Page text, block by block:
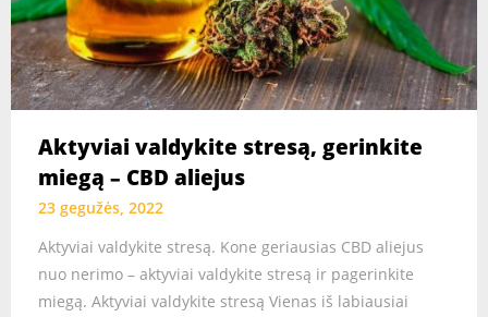
Aktyviai valdykite stresą, gerinkite
miegą – CBD aliejus
23 gegužės, 2022
Aktyviai valdykite stresą. Kone geriausias CBD aliejus
nuo nerimo – aktyviai valdykite stresą ir pagerinkite
miegą. Aktyviai valdykite stresą Vienas iš labiausiai